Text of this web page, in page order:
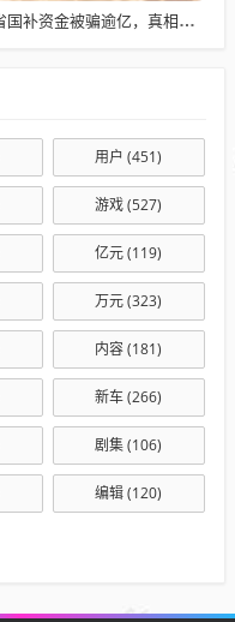
六省国补资金被骗逾亿，真相揭秘与违规操作背后的故事
用户 (451)
游戏(527)
亿元(119)
万元(323)
内容(181)
新车(266)
剧集(106)
编辑(120)